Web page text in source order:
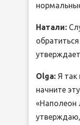
Натали:
Olga: Я
начните
«Наполеон
утверждаю,